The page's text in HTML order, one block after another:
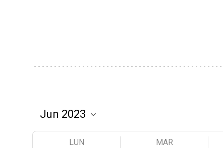
LUN MAR